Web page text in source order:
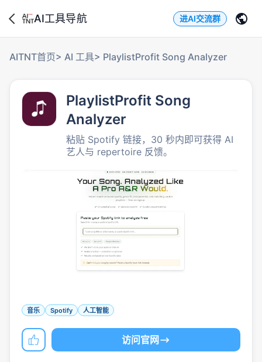
AI工具导航 进AI交流群
AITNT首页> AI 工具> PlaylistProfit Song Analyzer
PlaylistProfit Song
Analyzer
粘贴 Spotify 链接，30 秒内即可获得 AI
艺人与 repertoire 反馈。
音乐 Spotify 人工智能
访问官网